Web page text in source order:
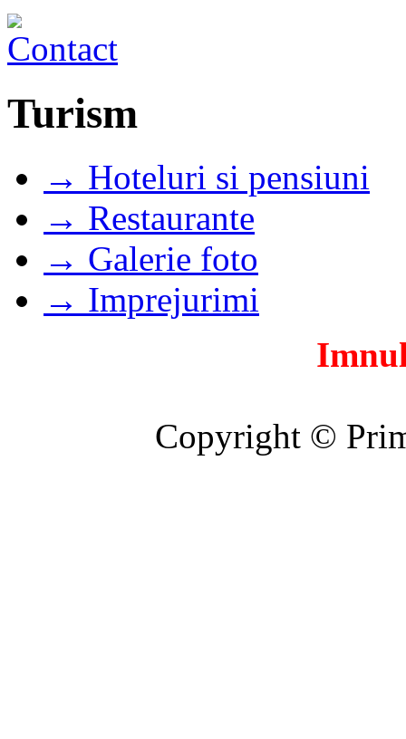
Turism
→ Hoteluri si pensiuni
→ Restaurante
→ Galerie foto
→ Imprejurimi
Copyright ©